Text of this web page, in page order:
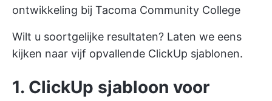
ontwikkeling bij Tacoma Community College
Wilt u soortgelijke resultaten? Laten we eens
kijken naar vijf opvallende ClickUp sjablonen.
1. ClickUp sjabloon voor